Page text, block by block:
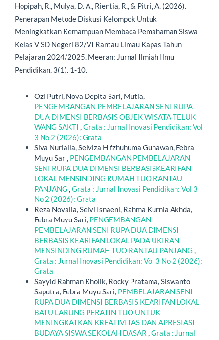
Hopipah, R., Mulya, D. A., Rientia, R., & Pitri, A. (2026).
Penerapan Metode Diskusi Kelompok Untuk
Meningkatkan Kemampuan Membaca Pemahaman Siswa
Kelas V SD Negeri 82/VI Rantau Limau Kapas Tahun
Pelajaran 2024/2025. Meeran: Jurnal Ilmiah Ilmu
Pendidikan, 3(1), 1-10.
Ozi Putri, Nova Depita Sari, Mutia,
PENGEMBANGAN PEMBELAJARAN SENI RUPA
DUA DIMENSI BERBASIS OBJEK WISATA TELUK
WANG SAKTI ,Grata : Jurnal Inovasi Pendidikan: Vol
3 No 2 (2026): Grata
Siva Nurlaila, Selviza Hifzhuhuma Gunawan, Febra
Muyu Sari, PENGEMBANGAN PEMBELAJARAN
SENI RUPA DUA DIMENSI BERBASISKEARIFAN
LOKAL MENSINDING RUMAH TUO RANTAU
PANJANG ,Grata : Jurnal Inovasi Pendidikan: Vol 3
No 2 (2026): Grata
Reza Novalia, Selvi Isnaeni, Rahma Kurnia Akhda,
Febra Muyu Sari, PENGEMBANGAN
PEMBELAJARAN SENI RUPA DUA DIMENSI
BERBASIS KEARIFAN LOKAL PADA UKIRAN
MENSINDING RUMAH TUO RANTAU PANJANG ,
Grata : Jurnal Inovasi Pendidikan: Vol 3 No 2 (2026):
Grata
Sayyid Rahman Kholik, Rocky Pratama, Siswanto
Saputra, Febra Muyu Sari, PEMBELAJARAN SENI
RUPA DUA DIMENSI BERBASIS KEARIFAN LOKAL
BATU LARUNG PERATIN TUO UNTUK
MENINGKATKAN KREATIVITAS DAN APRESIASI
BUDAYA SISWA SEKOLAH DASAR ,Grata : Jurnal